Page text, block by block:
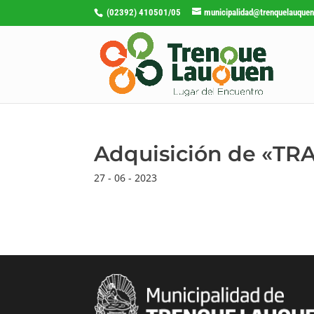
(02392) 410501/05
Adquisición de
27 - 06 - 2023